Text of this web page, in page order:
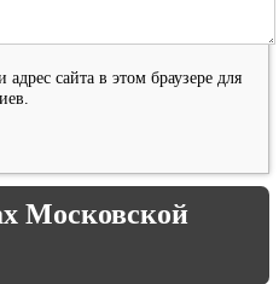
сайта в этом браузере для
Московской